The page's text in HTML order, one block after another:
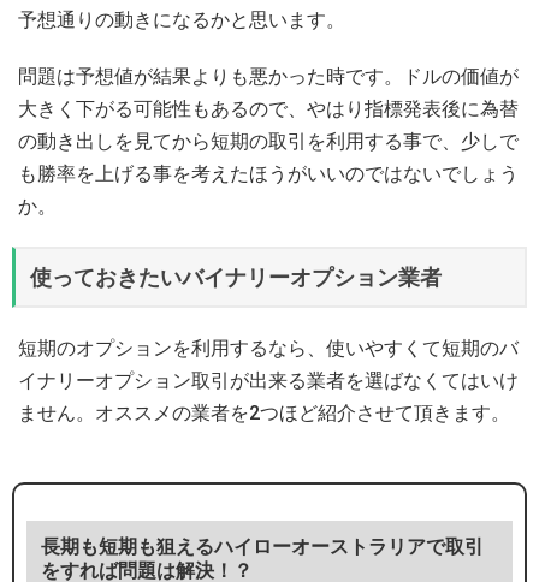
予想通りの動きになるかと思います。
問題は予想値が結果よりも悪かった時です。ドルの価値が
大きく下がる可能性もあるので、やはり指標発表後に為替
の動き出しを見てから短期の取引を利用する事で、少しで
も勝率を上げる事を考えたほうがいいのではないでしょう
か。
使っておきたいバイナリーオプション業者
短期のオプションを利用するなら、使いやすくて短期のバ
イナリーオプション取引が出来る業者を選ばなくてはいけ
ません。オススメの業者を2つほど紹介させて頂きます。
長期も短期も狙えるハイローオーストラリアで取引
をすれば問題は解決！？